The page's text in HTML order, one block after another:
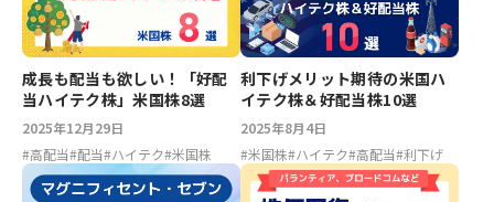
成長も配当も欲しい！「好配
当ハイテク株」米国株8選
2025年12月29日
#高配当#配当#ハイテク#米国株
利下げメリット期待の米国ハ
イテク株＆好配当株10選
2025年8月4日
#米国株#ハイテク#高配当#利下げ